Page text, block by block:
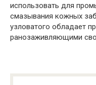
использовать для
смазывания кожных
узловатого обладает
ранозаживляющими